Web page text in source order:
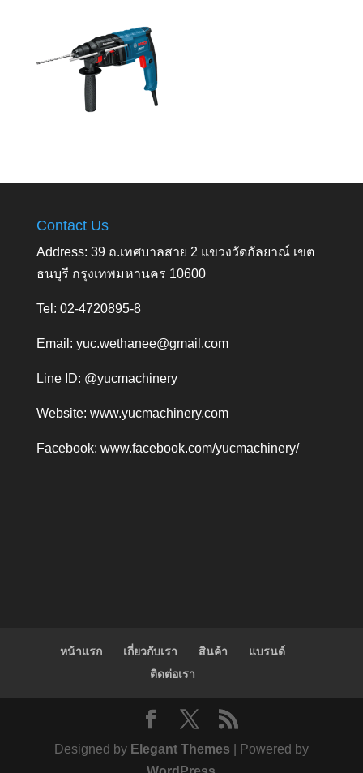
Contact Us
Address: 39 ถ.เทศบาลสาย 2 แขวงวัดกัลยาณ์ เขต
ธนบุรี กรุงเทพมหานคร 10600
Tel: 02-4720895-8
Email: yuc.wethanee@gmail.com
Line ID: @yucmachinery
Website: www.yucmachinery.com
Facebook: www.facebook.com/yucmachinery/
หน้าแรก เกี่ยวกับเรา สินค้า
แบรนด์
ติดต่อเรา
Designed by Elegant Themes | Powered by